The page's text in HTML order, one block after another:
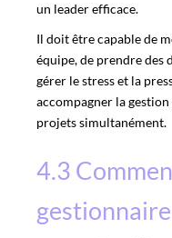
un leader efficace.
Il doit être capable de
équipe, de prendre des
gérer le stress et la
accompagner la
projets simultanément.
4.3